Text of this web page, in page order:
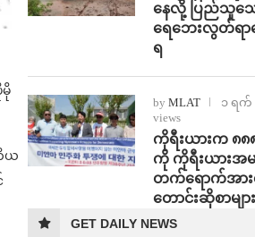
ယ
နေလို့ ပြည်သူသေ
ရေဘေးလွတ်ရာရွှ
ရ
by MLAT ၁ ရ
views
ကိုရီးယားက ၈
ကို ကိုရီးယား
တက်ရောက်အား
တောင်းဆိုစာမ
GET DAILY NEWS